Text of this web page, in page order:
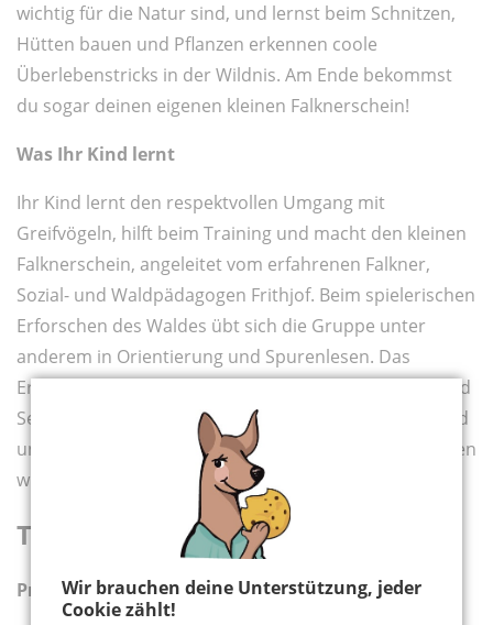
Wir brauchen deine Unterstützung, jeder
Cookie zählt!
wichtig für die Natur sind, und lernst beim Schnitzen,
Hütten bauen und Pflanzen erkennen coole
Überlebenstricks in der Wildnis. Am Ende bekommst
du sogar deinen eigenen kleinen Falknerschein!
Was Ihr Kind lernt
Ihr Kind lernt den respektvollen Umgang mit
Greifvögeln, hilft beim Training und macht den kleinen
Falknerschein, angeleitet vom erfahrenen Falkner,
Sozial- und Waldpädagogen Frithjof. Beim spielerischen
Erforschen des Waldes übt sich die Gruppe unter
anderem in Orientierung und Spurenlesen. Das
Erlernen der Wildnis-Skills fördert Selbstvertrauen und
Selbstwirksamkeit, der Umgang mit den Tieren Geduld
und Empathie. Dabei nähern wir uns wichtigen Themen
wie Artenschutz und Klimawandel.
Termine und Kosten
Preis:585 € pro Person